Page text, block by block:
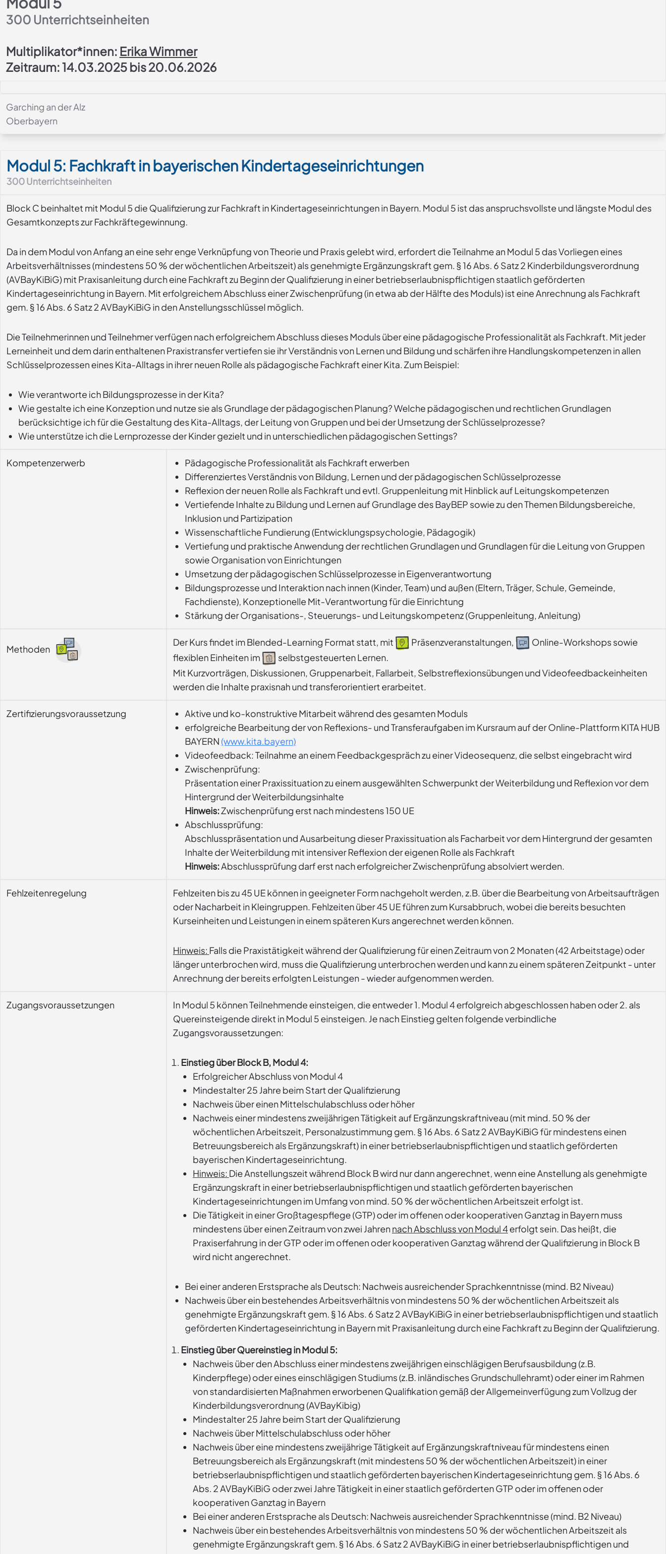
300 Unterrichtseinheiten
Multiplikator*innen: Erika Wimmer
Zeitraum: 14.03.2025 bis 20.06.2026
Garching an der Alz
Oberbayern
Modul 5: Fachkraft in bayerischen Kindertageseinrichtungen
300Unterrichtseinheiten
Block C beinhaltet mit Modul 5 die Qualifizierung zur Fachkraft in Kindertageseinrichtungen in Bayern. Modul 5 ist das anspruchsvollste und längste Modul des
Gesamtkonzepts zur Fachkräftegewinnung.
Da in dem Modul von Anfang an eine sehr enge Verknüpfung von Theorie und Praxis gelebt wird, erfordert die Teilnahme an Modul 5 das Vorliegen eines
Arbeitsverhältnisses (mindestens 50 % der wöchentlichen Arbeitszeit) als genehmigte Ergänzungskraft gem. § 16 Abs. 6 Satz 2 Kinderbildungsverordnung
(AVBayKiBiG) mit Praxisanleitung durch eine Fachkraft zu Beginn der Qualifizierung in einer betriebserlaubnispflichtigen staatlich geförderten
Kindertageseinrichtung in Bayern. Mit erfolgreichem Abschluss einer Zwischenprüfung (in etwa ab der Hälfte des Moduls) ist eine Anrechnung als Fachkraft
gem. § 16 Abs. 6 Satz 2 AVBayKiBiG in den Anstellungsschlüssel möglich.
Die Teilnehmerinnen und Teilnehmer verfügen nach erfolgreichem Abschluss dieses Moduls über eine pädagogische Professionalität als Fachkraft. Mit jeder
Lerneinheit und dem darin enthaltenen Praxistransfer vertiefen sie ihr Verständnis von Lernen und Bildung und schärfen ihre Handlungskompetenzen in allen
Schlüsselprozessen eines Kita-Alltags in ihrer neuen Rolle als pädagogische Fachkraft einer Kita. Zum Beispiel:
Wie verantworte ich Bildungsprozesse in der Kita?
Wie gestalte ich eine Konzeption und nutze sie als Grundlage der pädagogischen Planung? Welche pädagogischen und rechtlichen Grundlagen
berücksichtige ich für die Gestaltung des Kita-Alltags, der Leitung von Gruppen und bei der Umsetzung der Schlüsselprozesse?
Wie unterstütze ich die Lernprozesse der Kinder gezielt und in unterschiedlichen pädagogischen Settings?
Kompetenzerwerb
Pädagogische Professionalität als Fachkraft erwerben
Differenziertes Verständnis von Bildung, Lernen und der pädagogischen Schlüsselprozesse
Reflexion der neuen Rolle als Fachkraft und evtl. Gruppenleitung mit Hinblick auf Leitungskompetenzen
Vertiefende Inhalte zu Bildung und Lernen auf Grundlage des BayBEP sowie zu den Themen Bildungsbereiche,
Inklusion und Partizipation
Wissenschaftliche Fundierung (Entwicklungspsychologie, Pädagogik)
Vertiefung und praktische Anwendung der rechtlichen Grundlagen und Grundlagen für die Leitung von Gruppen
sowie Organisation von Einrichtungen
Umsetzung der pädagogischen Schlüsselprozesse in Eigenverantwortung
Bildungsprozesse und Interaktion nach innen (Kinder, Team) und außen (Eltern, Träger, Schule, Gemeinde,
Fachdienste), Konzeptionelle Mit-Verantwortung für die Einrichtung
Stärkung der Organisations-, Steuerungs- und Leitungskompetenz (Gruppenleitung, Anleitung)
Methoden
Der Kurs findet im Blended-Learning Format statt, mit Präsenzveranstaltungen,
Online-Workshops sowie
flexiblen Einheiten im
selbstgesteuerten Lernen.
Mit Kurzvorträgen, Diskussionen, Gruppenarbeit, Fallarbeit, Selbstreflexionsübungen und Videofeedbackeinheiten
werden die Inhalte praxisnah und transferorientiert erarbeitet.
Zertifizierungsvoraussetzung
Aktive und ko-konstruktive Mitarbeit während des gesamten Moduls
erfolgreiche Bearbeitung der von Reflexions- und Transferaufgaben im Kursraum auf der Online-Plattform KITA HUB
BAYERN (www.kita.bayern)
Videofeedback: Teilnahme an einem Feedbackgespräch zu einer Videosequenz, die selbst eingebracht wird
Zwischenprüfung:
Präsentation einer Praxissituation zu einem ausgewählten Schwerpunkt der Weiterbildung und Reflexion vor dem
Hintergrund der Weiterbildungsinhalte
Hinweis:Zwischenprüfung erst nach mindestens 150 UE
Abschlussprüfung:
Abschlusspräsentation und Ausarbeitung dieser Praxissituation als Facharbeit vor dem Hintergrund der gesamten
Inhalte der Weiterbildung mit intensiver Reflexion der eigenen Rolle als Fachkraft
Hinweis:Abschlussprüfung darf erst nach erfolgreicher Zwischenprüfung absolviert werden.
Fehlzeitenregelung
Fehlzeiten bis zu 45 UE können in geeigneter Form nachgeholt werden, z.B. über die Bearbeitung von Arbeitsaufträgen
oder Nacharbeit in Kleingruppen. Fehlzeiten über 45 UE führen zum Kursabbruch, wobei die bereits besuchten
Kurseinheiten und Leistungen in einem späteren Kurs angerechnet werden können.
Hinweis: Falls die Praxistätigkeit während der Qualifizierung für einen Zeitraum von 2 Monaten (42 Arbeitstage) oder
länger unterbrochen wird, muss die Qualifizierung unterbrochen werden und kann zu einem späteren Zeitpunkt - unter
Anrechnung der bereits erfolgten Leistungen - wieder aufgenommen werden.
Zugangsvoraussetzungen
In Modul 5 können Teilnehmende einsteigen, die entweder 1. Modul 4 erfolgreich abgeschlossen haben oder 2. als
Quereinsteigende direkt in Modul 5 einsteigen. Je nach Einstieg gelten folgende verbindliche
Zugangsvoraussetzungen:
Einstieg über Block B, Modul 4:
Erfolgreicher Abschluss von Modul 4
Mindestalter 25 Jahre beim Start der Qualifizierung
Nachweis über einen Mittelschulabschluss oder höher
Nachweis einer mindestens zweijährigen Tätigkeit auf Ergänzungskraftniveau (mit mind. 50 % der
wöchentlichen Arbeitszeit, Personalzustimmung gem. § 16 Abs. 6 Satz 2 AVBayKiBiG für mindestens einen
Betreuungsbereich als Ergänzungskraft) in einer betriebserlaubnispflichtigen und staatlich geförderten
bayerischen Kindertageseinrichtung.
Hinweis: Die Anstellungszeit während Block B wird nur dann angerechnet, wenn eine Anstellung als genehmigte
Ergänzungskraft in einer betriebserlaubnispflichtigen und staatlich geförderten bayerischen
Kindertageseinrichtungen im Umfang von mind. 50 % der wöchentlichen Arbeitszeit erfolgt ist.
Die Tätigkeit in einer Großtagespflege (GTP) oder im offenen oder kooperativen Ganztag in Bayern muss
mindestens über einen Zeitraum von zwei Jahrennach Abschluss von Modul 4erfolgt sein. Das heißt, die
Praxiserfahrung in der GTP oder im offenen oder kooperativen Ganztag während der Qualifizierung in Block B
wird nicht angerechnet.
Bei einer anderen Erstsprache als Deutsch: Nachweis ausreichender Sprachkenntnisse (mind. B2 Niveau)
Nachweis über ein bestehendes Arbeitsverhältnis von mindestens 50 % der wöchentlichen Arbeitszeit als
genehmigte Ergänzungskraft gem. § 16 Abs. 6 Satz 2 AVBayKiBiG in einer betriebserlaubnispflichtigen und staatlich
geförderten Kindertageseinrichtung in Bayern mit Praxisanleitung durch eine Fachkraft zu Beginn der Qualifizierung.
Einstieg über Quereinstieg in Modul 5:
Nachweis über den Abschluss einer mindestens zweijährigen einschlägigen Berufsausbildung (z.B.
Kinderpflege) oder eines einschlägigen Studiums (z.B. inländisches Grundschullehramt) oder einer im Rahmen
von standardisierten Maßnahmen erworbenen Qualifikation gemäß der Allgemeinverfügung zum Vollzug der
Kinderbildungsverordnung (AVBayKibig)
Mindestalter 25 Jahre beim Start der Qualifizierung
Nachweis über Mittelschulabschluss oder höher
Nachweis über eine mindestens zweijährige Tätigkeit auf Ergänzungskraftniveau für mindestens einen
Betreuungsbereich als Ergänzungskraft (mit mindestens 50 % der wöchentlichen Arbeitszeit) in einer
betriebserlaubnispflichtigen und staatlich geförderten bayerischen Kindertageseinrichtung gem. § 16 Abs. 6
Abs. 2 AVBayKiBiG oder zwei Jahre Tätigkeit in einer staatlich geförderten GTP oder im offenen oder
kooperativen Ganztag in Bayern
Bei einer anderen Erstsprache als Deutsch: Nachweis ausreichender Sprachkenntnisse (mind. B2 Niveau)
Nachweis über ein bestehendes Arbeitsverhältnis von mindestens 50 % der wöchentlichen Arbeitszeit als
genehmigte Ergänzungskraft gem. § 16 Abs. 6 Satz 2 AVBayKiBiG in einer betriebserlaubnispflichtigen und